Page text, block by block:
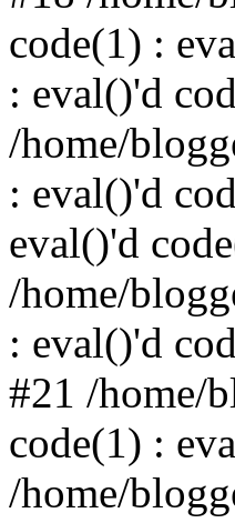
code(1) :
: eval()'d
/home/
: eval()'d
eval()'d
/home/
: eval()'d
#21 /home/
code(1) :
/home/